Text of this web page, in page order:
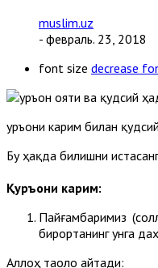
muslim.uz
- февраль. 23, 2018
font size decrease
Қуръони карим билан
Бу ҳақда билишни
Қуръони карим:
Пайғамбаримиз
бирортанинг унга
Аллоҳ таоло айтади: